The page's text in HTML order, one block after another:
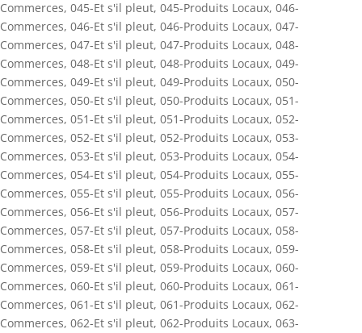
Commerces, 045-Et s'il pleut, 045-Produits Locaux, 046-
Commerces, 046-Et s'il pleut, 046-Produits Locaux, 047-
Commerces, 047-Et s'il pleut, 047-Produits Locaux, 048-
Commerces, 048-Et s'il pleut, 048-Produits Locaux, 049-
Commerces, 049-Et s'il pleut, 049-Produits Locaux, 050-
Commerces, 050-Et s'il pleut, 050-Produits Locaux, 051-
Commerces, 051-Et s'il pleut, 051-Produits Locaux, 052-
Commerces, 052-Et s'il pleut, 052-Produits Locaux, 053-
Commerces, 053-Et s'il pleut, 053-Produits Locaux, 054-
Commerces, 054-Et s'il pleut, 054-Produits Locaux, 055-
Commerces, 055-Et s'il pleut, 055-Produits Locaux, 056-
Commerces, 056-Et s'il pleut, 056-Produits Locaux, 057-
Commerces, 057-Et s'il pleut, 057-Produits Locaux, 058-
Commerces, 058-Et s'il pleut, 058-Produits Locaux, 059-
Commerces, 059-Et s'il pleut, 059-Produits Locaux, 060-
Commerces, 060-Et s'il pleut, 060-Produits Locaux, 061-
Commerces, 061-Et s'il pleut, 061-Produits Locaux, 062-
Commerces, 062-Et s'il pleut, 062-Produits Locaux, 063-